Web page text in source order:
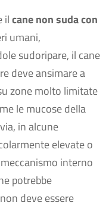
ilcane non suda con
umani,
sudoripare, il cane
deve ansimare a
zone molto limitate
le mucose della
in alcune
elevate o
interno
potrebbe
deve essere